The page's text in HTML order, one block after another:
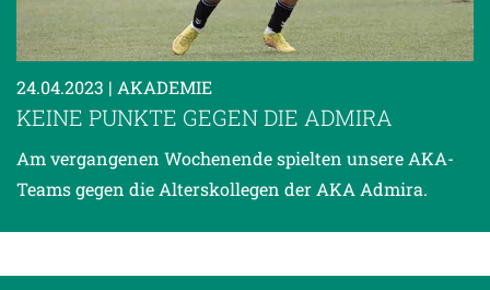
24.04.2023 | AKADEMIE
KEINE PUNKTE GEGEN DIE ADMIRA
Am vergangenen Wochenende spielten unsere AKA-
Teams gegen die Alterskollegen der AKA Admira.